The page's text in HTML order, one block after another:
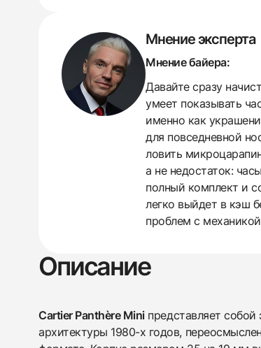
438
285
145
142
205
204
195
150
6
Мнение эксперта
Мнение байера:
Давайте сразу
умеет показывать
именно как
для повседневной
ловить
а не недостаток:
полный комплект и
легко выйдет в кэш
проблем с
Описание
Cartier Panthère Miniпредставляет собой
архитектуры 1980-х годов,